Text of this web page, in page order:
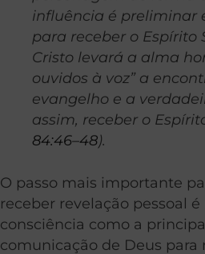
influência é preliminar
para receber o Espírito
Cristo levará a alma
ouvidos à voz” a
evangelho e a
assim, receber o
84:46–48).
O passo mais importante
receber revelação pessoal
consciência como a
comunicação de Deus para